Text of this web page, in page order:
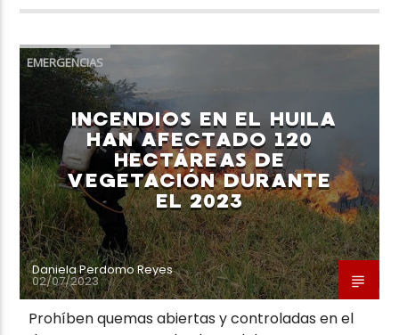
EMERGENCIAS
INCENDIOS EN EL HUILA
HAN AFECTADO 120
HECTÁREAS DE
VEGETACIÓN DURANTE
EL 2023
Daniela Perdomo Reyes
02/07/2023
Prohíben quemas abiertas y controladas en el